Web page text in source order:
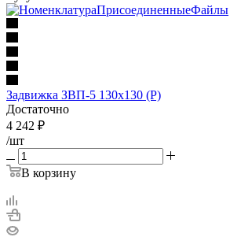
Задвижка ЗВП-5 130х130 (Р)
Достаточно
4 242 ₽
/шт
В корзину